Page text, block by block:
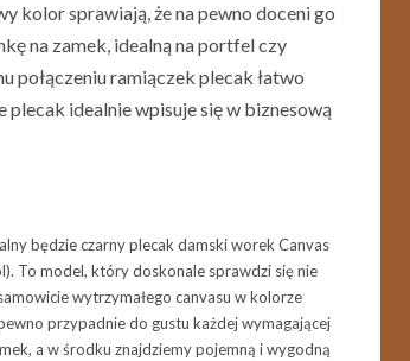
kolor sprawiają, że na pewno doceni go
na zamek, idealną na portfel czy
połączeniu ramiączek plecak łatwo
plecak idealnie wpisuje się w biznesową
będzie czarny plecak damski worek Canvas
To model, który doskonale sprawdzi się nie
wytrzymałego canvasu w kolorze
przypadnie do gustu każdej wymagającej
a w środku znajdziemy pojemną i wygodną